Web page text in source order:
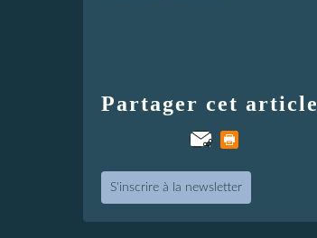
Partager cet article
S'inscrire à la newsletter